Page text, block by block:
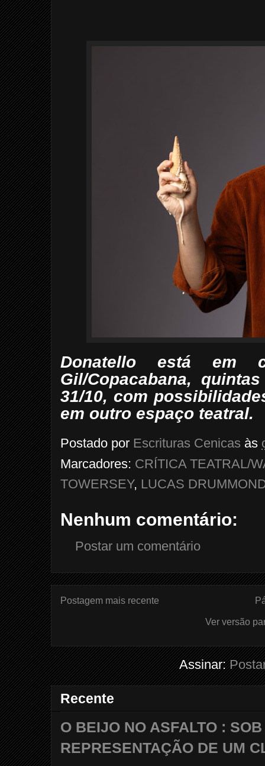
Donatello está em
Gil/Copacabana,
31/10, com
em outro espaço teatral.
Postado por Escrituras Cenicas às
Marcadores: CRÍTICA TEATRAL/
TOWERSEY, LUCAS
Nenhum comentário:
Postar um comentário
Postagem mais recente
Ver versão
Assinar:
Recente
O BEIJO NO ASFALTO :
REPRESENTAÇÃO DE UM